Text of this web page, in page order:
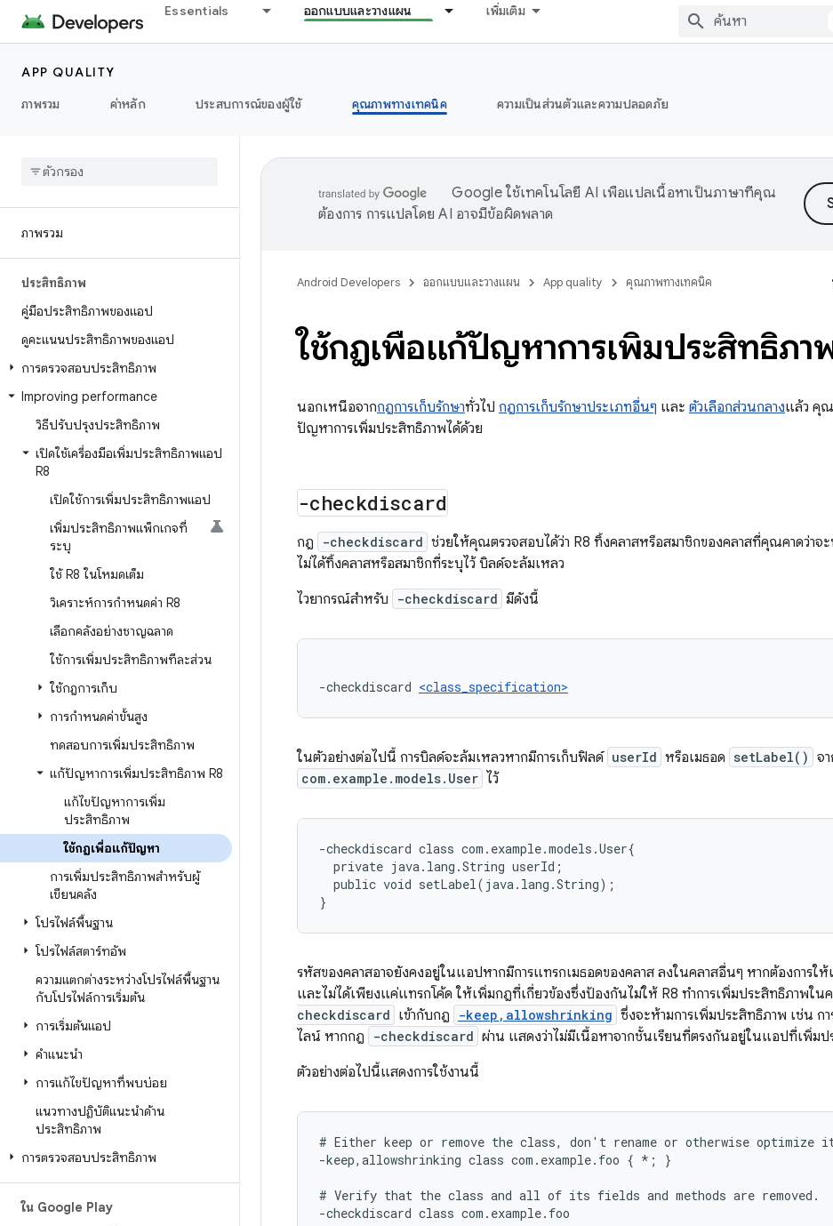
Essentials ออกแบบและวางแผน เพิ่มเติม
APP QUALITY
ภาพรวม
ค่าหลัก ประสบการณ์ของผู้ใช้ คุณภาพทางเทคนิค ความเป็นส่วนตัวและความปลอดภัย
ภาพรวม
ประสิทธิภาพ
คู่มือประสิทธิภาพของแอป
ดูคะแนนประสิทธิภาพของแอป
การตรวจสอบประสิทธิภาพ
Improving performance
วิธีปรับปรุงประสิทธิภาพ
เปิดใช้เครื่องมือเพิ่มประสิทธิภาพแอป
R8
เปิดใช้การเพิ่มประสิทธิภาพแอป
เพิ่มประสิทธิภาพแพ็กเกจที่
ระบุ
ใช้ R8 ในโหมดเต็ม
วิเคราะห์การกำหนดค่า R8
เลือกคลังอย่างชาญฉลาด
ใช้การเพิ่มประสิทธิภาพทีละส่วน
ใช้กฎการเก็บ
การกำหนดค่าขั้นสูง
ทดสอบการเพิ่มประสิทธิภาพ
แก้ปัญหาการเพิ่มประสิทธิภาพ R8
แก้ไขปัญหาการเพิ่ม
ประสิทธิภาพ
ใช้กฎเพื่อแก้ปัญหา
การเพิ่มประสิทธิภาพสำหรับผู้
เขียนคลัง
โปรไฟล์พื้นฐาน
โปรไฟล์สตาร์ทอัพ
ความแตกต่างระหว่างโปรไฟล์พื้นฐาน
กับโปรไฟล์การเริ่มต้น
การเริ่มต้นแอป
คำแนะนำ
การแก้ไขปัญหาที่พบบ่อย
แนวทางปฏิบัติแนะนำด้าน
ประสิทธิภาพ
การตรวจสอบประสิทธิภาพ
ใน Google Play
Google ใช้เทคโนโลยี AI เพื่อแปลเนื้อหาเป็นภาษาที่คุณ
ต้องการ การแปลโดย AI อาจมีข้อผิดพลาด
Android Developers ออกแบบและวางแผน App quality คุณภาพทางเทคนิค
ใช้กฎเพื่อแก้ปัญหาการเพิ่มประสิทธิภา
นอกเหนือจากกฎการเก็บรักษาทั่วไป กฎการเก็บรักษาประเภทอื่นๆ และ ตัวเลือกส่วนกลางแล้ว คุณ
ปัญหาการเพิ่มประสิทธิภาพได้ด้วย
-checkdiscard
กฎ -checkdiscard ช่วยให้คุณตรวจสอบได้ว่า R8 ทิ้งคลาสหรือสมาชิกของคลาสที่คุณคาดว่าจะ
ไม่ได้ทิ้งคลาสหรือสมาชิกที่ระบุไว้ บิลด์จะล้มเหลว
ไวยากรณ์สำหรับ
-checkdiscard มีดังนี้
-checkdiscard <class_specification>
ในตัวอย่างต่อไปนี้ การบิลด์จะล้มเหลวหากมีการเก็บฟิลด์ userId หรือเมธอด setLabel() จ
com.example.models.User ไว้
-checkdiscard class com.example.models.User{
  private java.lang.String userId;
  public void setLabel(java.lang.String);
รหัสของคลาสอาจยังคงอยู่ในแอปหากมีการแทรกเมธอดของคลาส ลงในคลาสอื่นๆ หากต้องการใ
และไม่ได้เพียงแค่แทรกโค้ด ให้เพิ่มกฎที่เกี่ยวข้องซึ่งป้องกันไม่ให้ R8 ทำการเพิ่มประสิทธิภาพในค
checkdiscard เข้ากับกฎ -keep,allowshrinking ซึ่งจะห้ามการเพิ่มประสิทธิภาพ เช่น ก
ไลน์ หากกฎ
-checkdiscard ผ่าน แสดงว่าไม่มีเนื้อหาจากชั้นเรียนที่ตรงกันอยู่ในแอปที่เพิ่ม
ตัวอย่างต่อไปนี้แสดงการใช้งานนี้
# Either keep or remove the class, don't rename or otherwise optimize
-keep,allowshrinking class com.example.foo { *; }
# Verify that the class and all of its fields and methods are removed.